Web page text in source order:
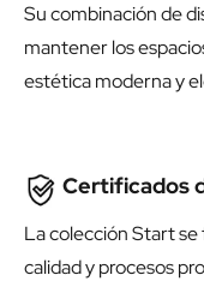
Su combinación de
mantener los
estética moderna y
Certificados
La colección Start
calidad y procesos